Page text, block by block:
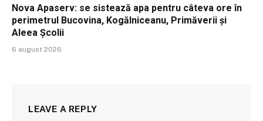
Nova Apaserv: se sistează apa pentru câteva ore în
perimetrul Bucovina, Kogălniceanu, Primăverii și
Aleea Școlii
6 august 2026
LEAVE A REPLY